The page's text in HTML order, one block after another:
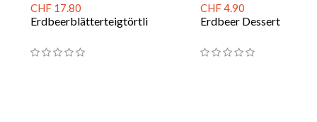
CHF 17.80
Erdbeerblätterteigtörtli
CHF 4.90
Erdbeer Dessert